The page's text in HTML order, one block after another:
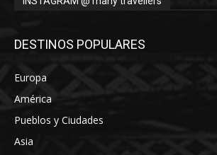
DESTINOS POPULARES
Europa
América
Pueblos y Ciudades
Asia